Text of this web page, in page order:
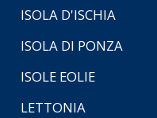
ISOLA D'ISCHIA
ISOLA DI PONZA
ISOLE EOLIE
LETTONIA